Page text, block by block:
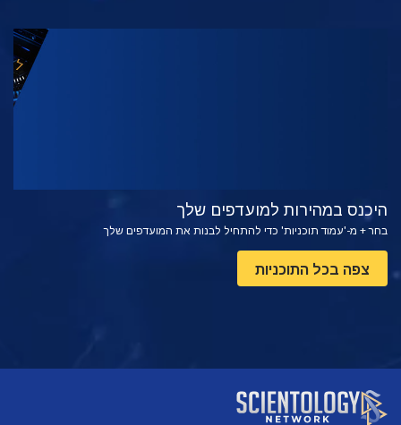
בדוק את הסדרה
היכנס במהירות למועדפים שלך
בחר + מ-'עמוד תוכניות' כדי להתחיל לבנות את המועדפים שלך
צפה בכל התוכניות